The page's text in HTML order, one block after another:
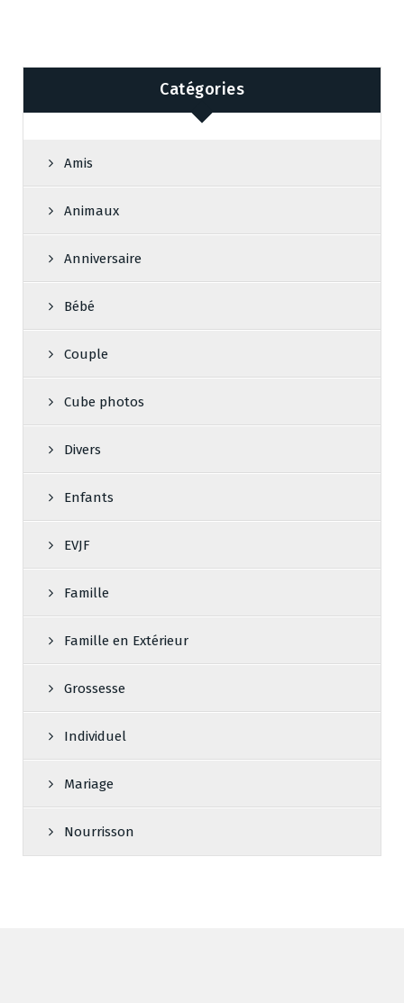
Catégories
Amis
Animaux
Anniversaire
Bébé
Couple
Cube photos
Divers
Enfants
EVJF
Famille
Famille en Extérieur
Grossesse
Individuel
Mariage
Nourrisson